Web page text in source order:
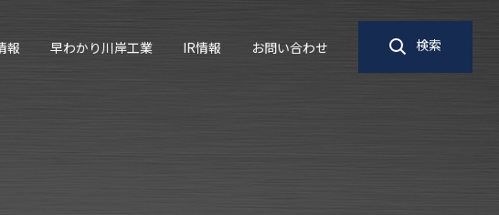
報 早わかり川岸工業 IR情報 お問い合わせ 検索